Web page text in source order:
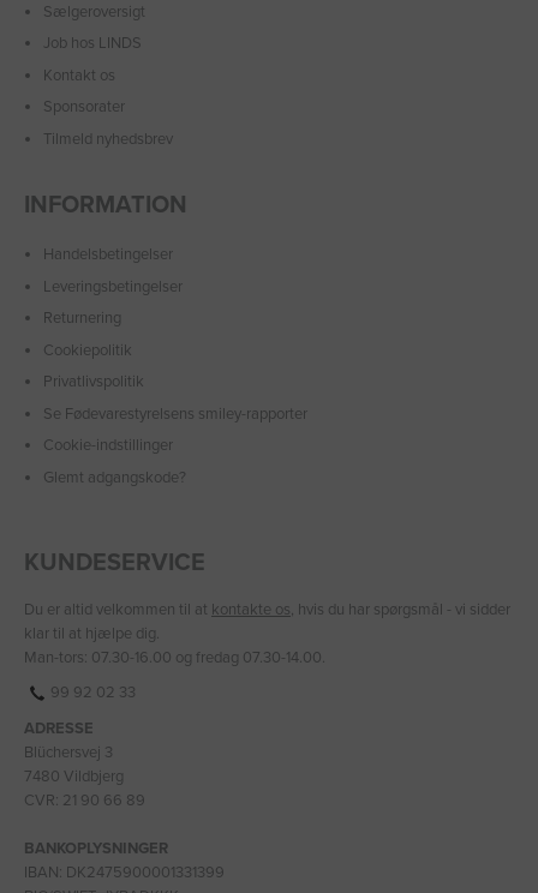
Sælgeroversigt
Job hos LINDS
Kontakt os
Sponsorater
Tilmeld nyhedsbrev
INFORMATION
Handelsbetingelser
Leveringsbetingelser
Returnering
Cookiepolitik
Privatlivspolitik
Se Fødevarestyrelsens smiley-rapporter
Cookie-indstillinger
Glemt adgangskode?
KUNDESERVICE
Du er altid velkommen til at kontakte os, hvis du har spørgsmål - vi sidder
klar til at hjælpe dig.
Man-tors: 07.30-16.00 og fredag 07.30-14.00.
99 92 02 33
ADRESSE
Blüchersvej 3
7480 Vildbjerg
CVR: 21 90 66 89
BANKOPLYSNINGER
IBAN: DK2475900001331399